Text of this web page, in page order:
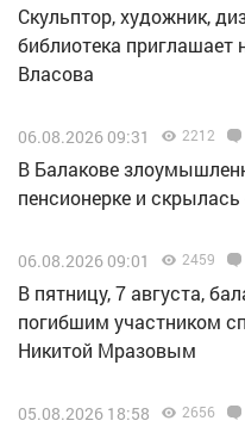
Скульптор, художник,
библиотека приглашает
Власова
06.08.2026 09:31 2212
В Балакове
пенсионерке и
06.08.2026 09:01 2459
В пятницу, 7 августа,
погибшим участником
Никитой Мразовым
05.08.2026 18:58 2656